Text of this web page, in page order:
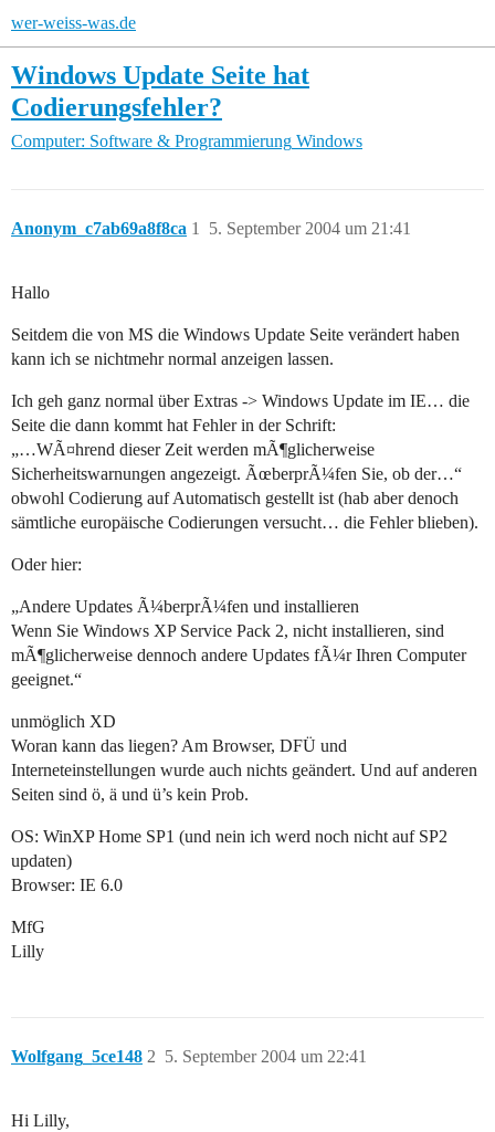
wer-weiss-was.de
Windows Update Seite hat
Codierungsfehler?
Computer: Software & Programmierung Windows
Anonym_c7ab69a8f8ca 5. September 2004 um 21:41
1
Hallo
Seitdem die von MS die Windows Update Seite verändert haben
kann ich se nichtmehr normal anzeigen lassen.
Ich geh ganz normal über Extras -> Windows Update im IE… die
Seite die dann kommt hat Fehler in der Schrift:
„…WÃ¤hrend dieser Zeit werden mÃ¶glicherweise
Sicherheitswarnungen angezeigt. ÃœberprÃ¼fen Sie, ob der…“
obwohl Codierung auf Automatisch gestellt ist (hab aber denoch
sämtliche europäische Codierungen versucht… die Fehler blieben).
Oder hier:
„Andere Updates Ã¼berprÃ¼fen und installieren
Wenn Sie Windows XP Service Pack 2, nicht installieren, sind
mÃ¶glicherweise dennoch andere Updates fÃ¼r Ihren Computer
geeignet.“
unmöglich XD
Woran kann das liegen? Am Browser, DFÜ und
Interneteinstellungen wurde auch nichts geändert. Und auf anderen
Seiten sind ö, ä und ü’s kein Prob.
OS: WinXP Home SP1 (und nein ich werd noch nicht auf SP2
updaten)
Browser: IE 6.0
MfG
Lilly
Wolfgang_5ce148 5. September 2004 um 22:41
2
Hi Lilly,